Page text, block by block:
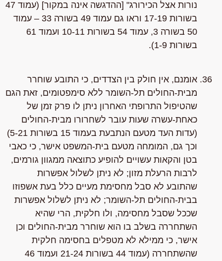
נורות אצל הכירורג" [ההדגשה אינה במקור] (עמוד 47
בשורות 17-19 וראו גם עמוד 49 בשורה 33 – עמוד
50 בשורה 3, עמוד 54 בשורות 10-11 ועמוד 61
בשורות 1-9).
אומנם, אין חולק בין הצדדים, כי התובע שוחרר
מבית-החולים תל-השומר ללא סימפטומים, זאת הגם
שהטיפול התרופתי האחרון ניתן לו פרק זמן של
כאחת-עשרה שעות עובר לשחרורו מבית-החולים
(עדות העד מטעם הנתבעת בעמוד 15 בשורות 5-21)
וכך גם, המומחה מטעם בית-המשפט אישר, כי כאבי
בטן והקאות עשויים להופיע כתוצאה ממגוון גורמים,
לרבות הרעלת מזון; לא ניתן לשלול אפשרות
שהתובע לא סבל מחסימת מעיים כלל בעת אשפוזו
בבית-החולים תל-השומר; לא ניתן לשלול אפשרות
שככל שסבל מחסימה, ולו חלקית, הרי שהיא
השתחררה בשלב בו הוא שוחרר מבית-החולים וכן
אישר, כי ממילא לא מטפלים בחסימה חלקית
שהשתחררה (עמוד 44 בשורות 21-24 ועמוד 46